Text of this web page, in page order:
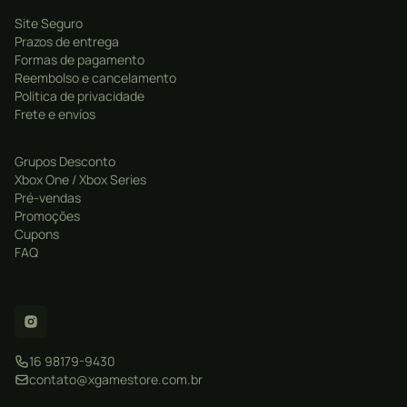
Site Seguro
Prazos de entrega
Formas de pagamento
Reembolso e cancelamento
Politica de privacidade
Frete e envíos
Grupos Desconto
Xbox One / Xbox Series
Pré-vendas
Promoções
Cupons
FAQ
16 98179-9430
contato@xgamestore.com.br